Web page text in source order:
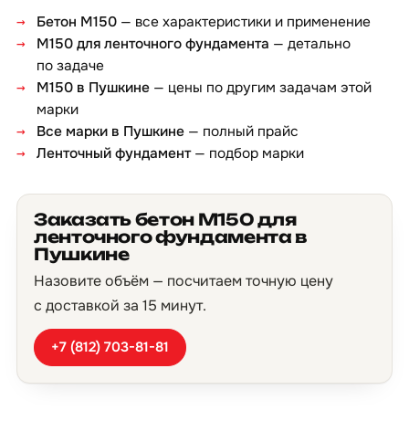
Бетон М150 — все характеристики и применение
М150 для ленточного фундамента — детально
по задаче
М150 в Пушкине — цены по другим задачам этой
марки
Все марки в Пушкине — полный прайс
Ленточный фундамент— подбор марки
Заказать бетон М150 для
ленточного фундамента в
Пушкине
Назовите объём — посчитаем точную цену
с доставкой за 15 минут.
+7 (812) 703-81-81